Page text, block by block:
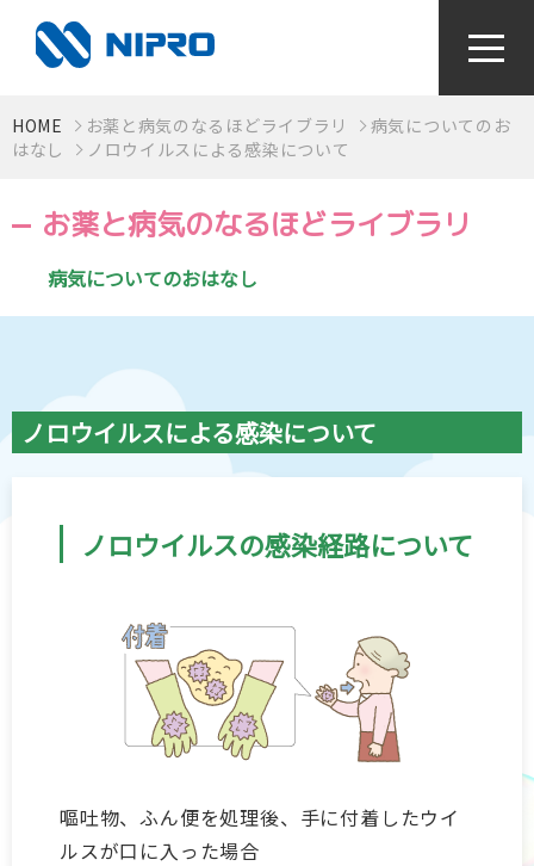
かかりつけ薬局をつくろう！
お薬と病気のなるほどライブラリ
視て！聴いて！知っとく健康動画
感染症対策〜手指衛生って何？〜
検査値はからだの通信簿
血圧手帳
こころの健康 for Women
抗菌薬を正しく知って使おう
妊娠について考えるスタートBOOK
HOME お薬と病気のなるほどライブラリ
病気についてのお
はなし
ノロウイルスによる感染について
お薬と病気のなるほどライブラリ
病気についてのおはなし
ノロウイルスによる感染について
ノロウイルスの感染経路について
嘔吐物、ふん便を処理後、手に付着したウイ
ルスが口に入った場合